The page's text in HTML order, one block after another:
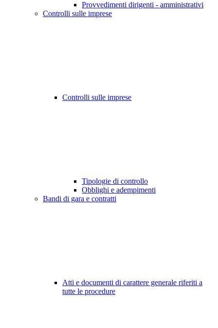
Provvedimenti dirigenti - amministrativi
Controlli sulle imprese
Controlli sulle imprese
Tipologie di controllo
Obblighi e adempimenti
Bandi di gara e contratti
Atti e documenti di carattere generale riferiti a
tutte le procedure